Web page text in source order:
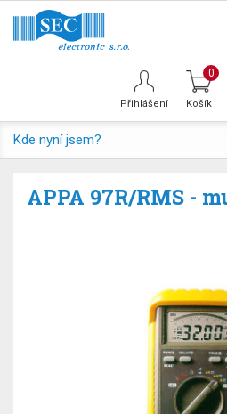
Přihlášení
0
Kde nyní jsem?
APPA 97R/RMS -